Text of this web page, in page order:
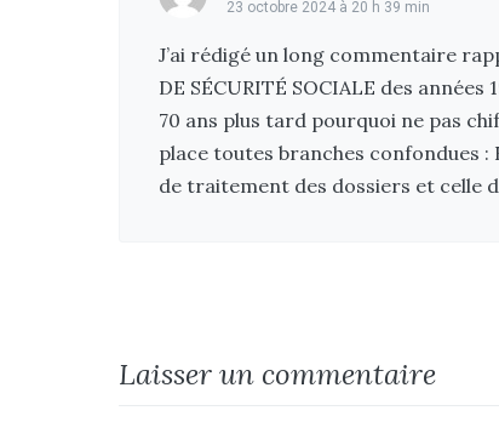
23 octobre 2024 à 20 h 39 min
J’ai rédigé un long commentaire
DE SÉCURITÉ SOCIALE des années
70 ans plus tard pourquoi ne pas
place toutes branches confondues :
de traitement des dossiers et celle
Laisser un commentaire